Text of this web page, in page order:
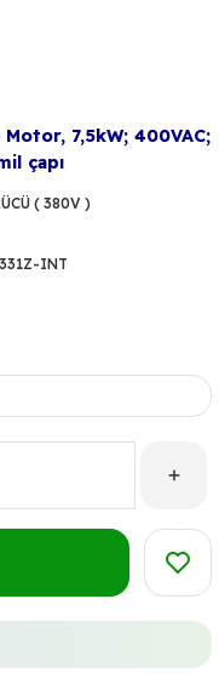
7,5kW; 400VAC;
çapı
( 380V )
INT